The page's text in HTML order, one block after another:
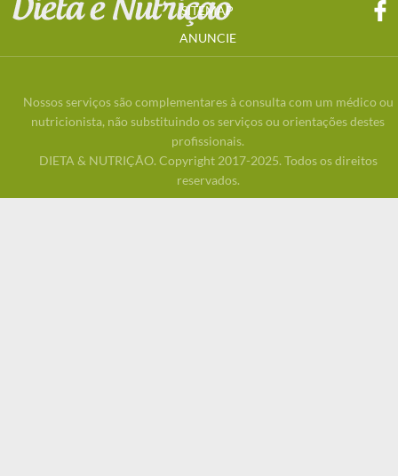
SITEMAP
ANUNCIE
Nossos serviços são complementares à consulta com um médico ou
nutricionista, não substituindo os serviços ou orientações destes
profissionais.
DIETA & NUTRIÇÃO. Copyright 2017-2025. Todos os direitos
reservados.